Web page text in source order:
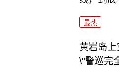
最热
黄岩岛
\"警巡完